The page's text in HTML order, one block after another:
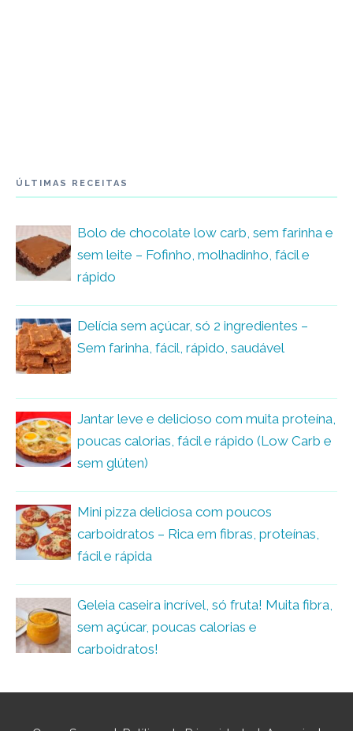
ÚLTIMAS RECEITAS
Bolo de chocolate low carb, sem farinha e
sem leite – Fofinho, molhadinho, fácil e
rápido
Delícia sem açúcar, só 2 ingredientes –
Sem farinha, fácil, rápido, saudável
Jantar leve e delicioso com muita proteína,
poucas calorias, fácil e rápido (Low Carb e
sem glúten)
Mini pizza deliciosa com poucos
carboidratos – Rica em fibras, proteínas,
fácil e rápida
Geleia caseira incrível, só fruta! Muita fibra,
sem açúcar, poucas calorias e
carboidratos!